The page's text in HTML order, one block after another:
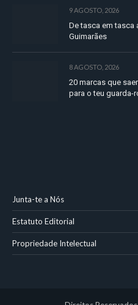
9 AGOSTO, 2026
De tasca em tasca
Guimarães
8 AGOSTO, 2026
20 marcas que
para o teu guarda-
Junta-te a Nós
Estatuto Editorial
Propriedade Intelectual